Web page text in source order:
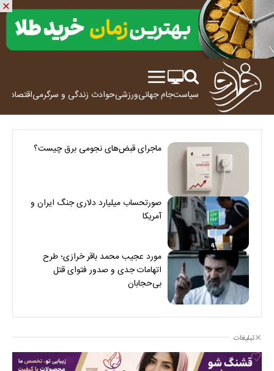
سیاستجام جهانیورزشیحوادث زندگی و سرگرمیاقتصاد
ماجرای قبض‌های نجومی برق چیست؟
صورتحساب میلیارد دلاری جنگ ایران و
آمریکا
مورد عجیب محمد باقر خرازی؛ طرح
اتهامات جدی و صدور فتوای قتل
بی‌حجابان
تبلیغات